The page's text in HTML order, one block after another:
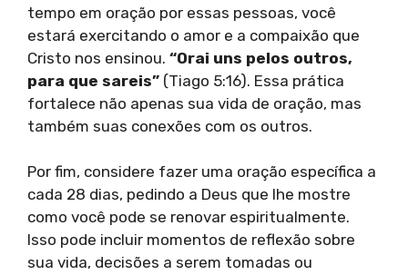
tempo em oração por essas pessoas, você
estará exercitando o amor e a compaixão que
Cristo nos ensinou. “Orai uns pelos outros,
para que sareis” (Tiago 5:16). Essa prática
fortalece não apenas sua vida de oração, mas
também suas conexões com os outros.
Por fim, considere fazer uma oração específica a
cada 28 dias, pedindo a Deus que lhe mostre
como você pode se renovar espiritualmente.
Isso pode incluir momentos de reflexão sobre
sua vida, decisões a serem tomadas ou